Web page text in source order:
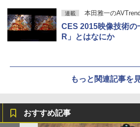
連載 本田雅一の
CES 2015映像技術の
R」とはなにか
もっと関連記事を
おすすめ記事